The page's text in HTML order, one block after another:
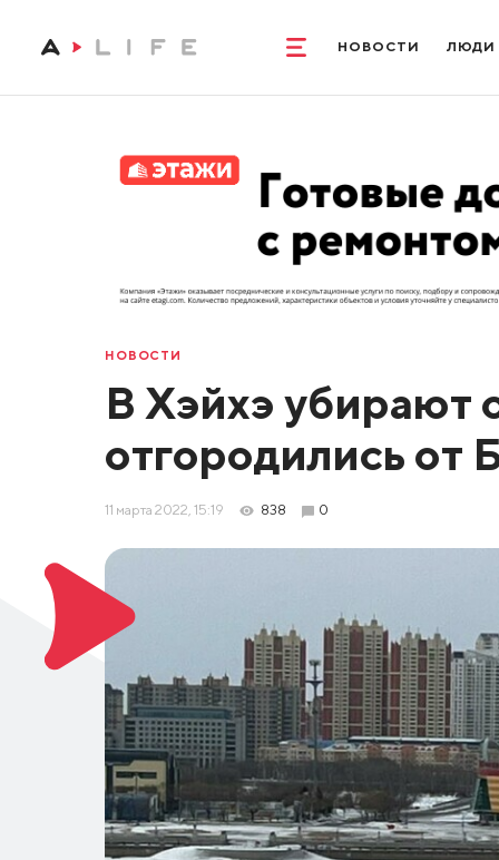
НОВОСТИ ЛЮДИ
НОВОСТИ
В Хэйхэ убирают
отгородились от
11 марта 2022, 15:19 838 0